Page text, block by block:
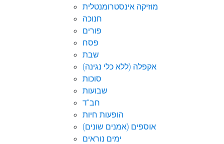
מוזיקה אינסטרומנטלית
חנוכה
פורים
פסח
שבת
אקפלה (ללא כלי נגינה)
סוכות
שבועות
חב"ד
הופעות חיות
אוספים (אמנים שונים)
ימים נוראים